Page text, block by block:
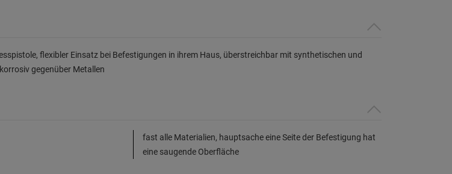
flexibler Einsatz bei Befestigungen in ihrem Haus, überstreichbar mit synthetischen und
gegenüber Metallen
fast alle Materialien, hauptsache eine Seite der Befestigung hat
eine saugende Oberfläche